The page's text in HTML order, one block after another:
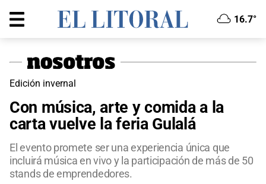
16.7°
Edición invernal
Con música, arte y comida a la
carta vuelve la feria Gulalá
El evento promete ser una experiencia única que
incluirá música en vivo y la participación de más de 50
stands de emprendedores.